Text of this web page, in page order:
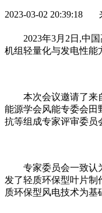
2023-03-02 20:39:18
2023年3月2日,中
机组轻量化与发电性能
本次会议邀请了来
能源学会风能专委会田
抗等组成专家评审委员
专家委员会一致认
发了轻质环保型叶片制
质环保型风电技术为基